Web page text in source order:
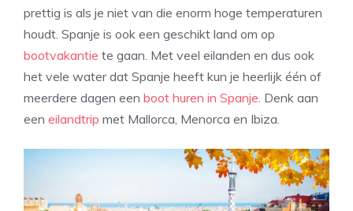
prettig is als je niet van die enorm hoge temperaturen
houdt. Spanje is ook een geschikt land om op
bootvakantie te gaan. Met veel eilanden en dus ook
het vele water dat Spanje heeft kun je heerlijk één of
meerdere dagen een boot huren in Spanje. Denk aan
een eilandtrip met Mallorca, Menorca en Ibiza.